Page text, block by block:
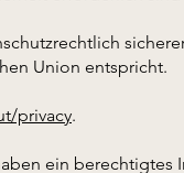
Union entspricht.
privacy.
ein berechtigtes